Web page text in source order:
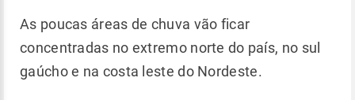
As poucas áreas de chuva vão ficar
concentradas no extremo norte do país, no sul
gaúcho e na costa leste do Nordeste.